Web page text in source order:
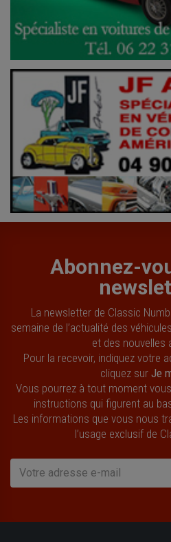
Abonnez-
La newsletter de Classic
semaine de l’actualité des
et des nouvelles
Pour la recevoir, indiquez votre
cliquez sur Je
Vous pourrez à tout moment
instructions qui figurent au
Les informations que vous nous
l’usage exclusif de